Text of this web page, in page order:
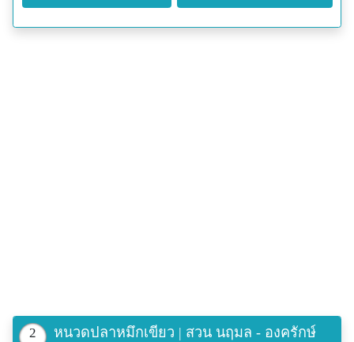
2
หนวดปลาหมึกเขียว | สวน นฤมล - องครักษ์